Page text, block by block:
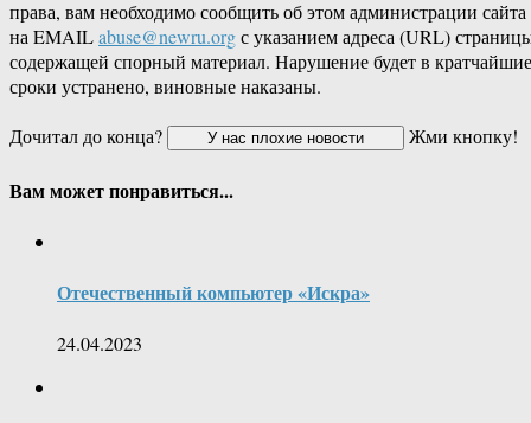
права, вам необходимо сообщить об этом администрации сайта
на EMAILabuse@newru.orgс указанием адреса (URL)
содержащей спорный материал. Нарушение будет в кратчайшие
сроки устранено, виновные наказаны.
Дочитал до конца?
Жми кнопку!
Вам может понравиться...
Отечественный компьютер «Искра»
24.04.2023